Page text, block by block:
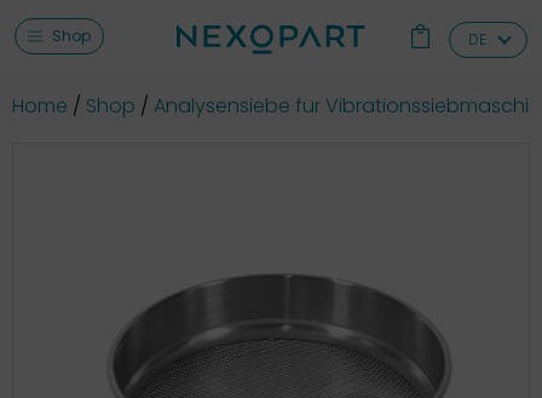
Shop DE
Home Shop Analysensiebe für